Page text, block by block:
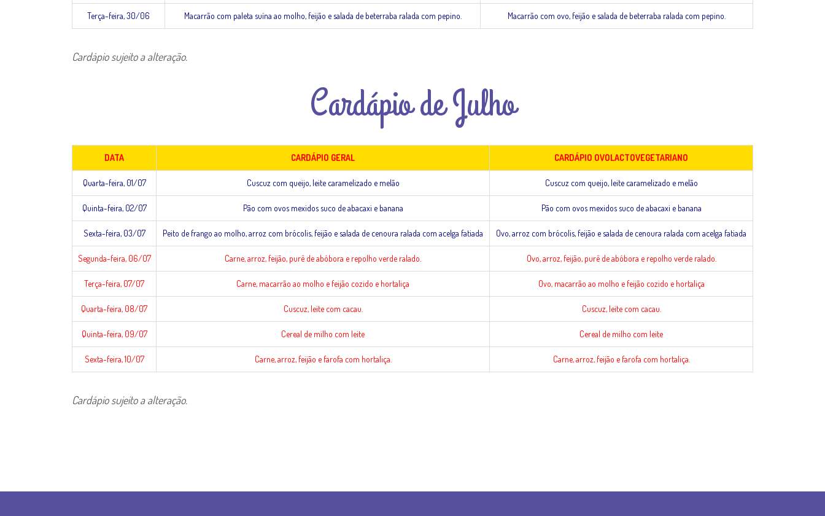
Terça-feira, 30/06 Macarrão com paleta suína ao molho, feijão e salada de beterraba ralada com pepino. Macarrão com ovo, feijão e salada de beterraba ralada com pepino.
Cardápio sujeito a alteração.
Cardápio de Julho
DATA CARDÁPIO GERAL CARDÁPIO OVOLACTOVEGETARIANO
Quarta-feira, 01/07 Cuscuz com queijo, leite caramelizado e melão Cuscuz com queijo, leite caramelizado e melão
Quinta-feira, 02/07 Pão com ovos mexidos suco de abacaxi e banana Pão com ovos mexidos suco de abacaxi e banana
Sexta-feira, 03/07 Peito de frango ao molho, arroz com brócolis, feijão e salada de cenoura ralada com acelga fatiada Ovo, arroz com brócolis, feijão e salada de cenoura ralada com acelga fatiada
Segunda-feira, 06/07 Carne, arroz, feijão, purê de abóbora e repolho verde ralado. Ovo, arroz, feijão, purê de abóbora e repolho verde ralado.
Terça-feira, 07/07 Carne, macarrão ao molho e feijão cozido e hortaliça Ovo, macarrão ao molho e feijão cozido e hortaliça
Quarta-feira, 08/07 Cuscuz, leite com cacau. Cuscuz, leite com cacau.
Quinta-feira, 09/07 Cereal de milho com leite Cereal de milho com leite
Sexta-feira, 10/07 Carne, arroz, feijão e farofa com hortaliça. Carne, arroz, feijão e farofa com hortaliça.
Cardápio sujeito a alteração.